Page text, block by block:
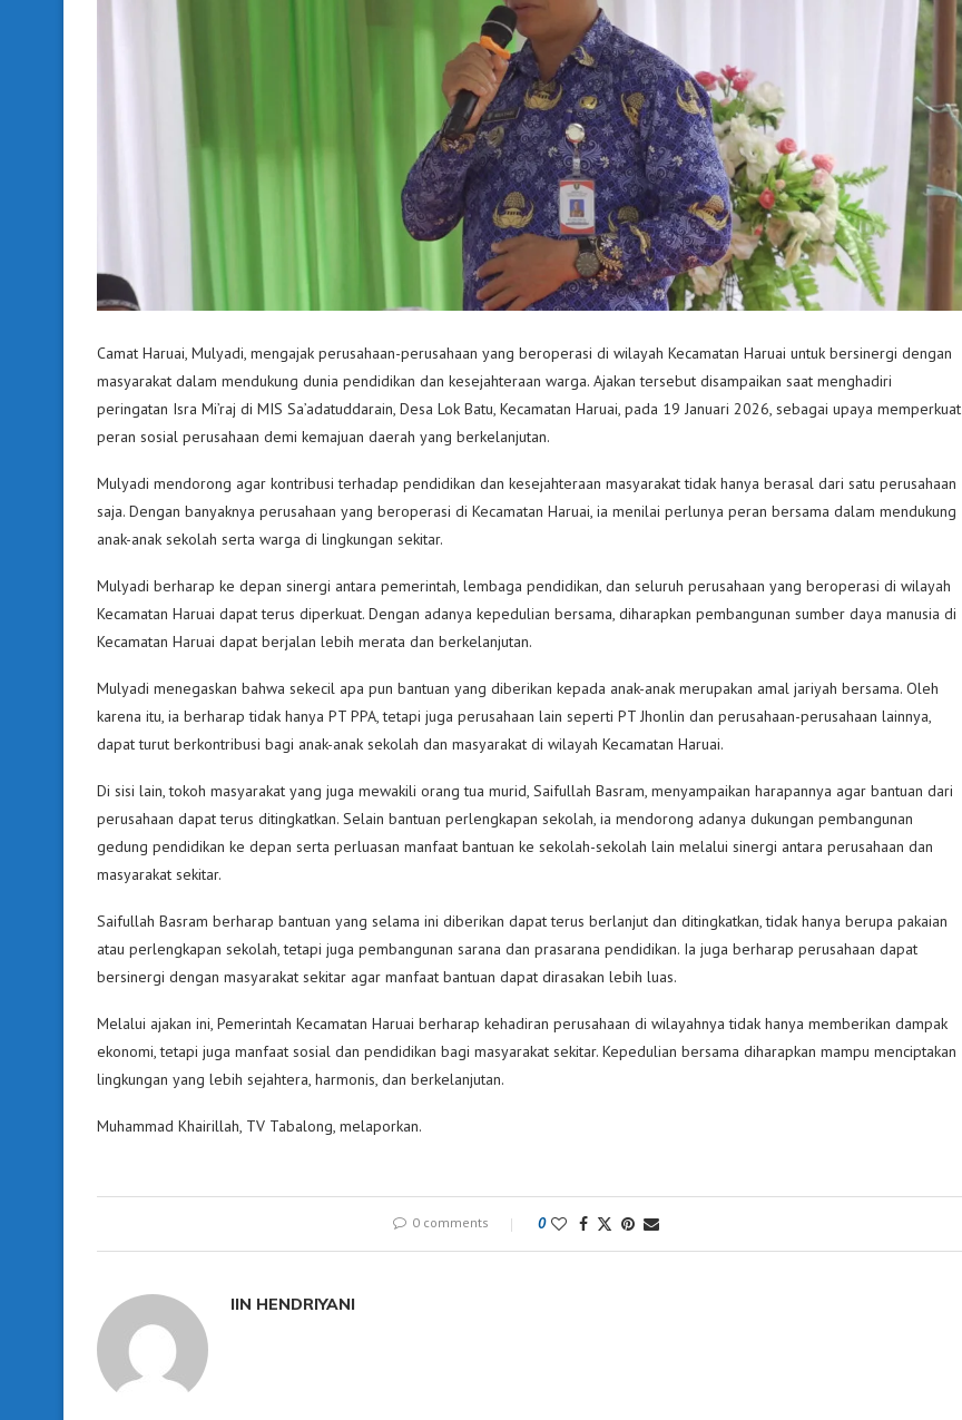
Camat Haruai, Mulyadi, mengajak perusahaan-perusahaan yang beroperasi di wilayah Kecamatan Haruai untuk bersinergi dengan
masyarakat dalam mendukung dunia pendidikan dan kesejahteraan warga. Ajakan tersebut disampaikan saat menghadiri
peringatan Isra Mi’raj di MIS Sa’adatuddarain, Desa Lok Batu, Kecamatan Haruai, pada 19 Januari 2026, sebagai upaya memperkuat
peran sosial perusahaan demi kemajuan daerah yang berkelanjutan.
Mulyadi mendorong agar kontribusi terhadap pendidikan dan kesejahteraan masyarakat tidak hanya berasal dari satu perusahaan
saja. Dengan banyaknya perusahaan yang beroperasi di Kecamatan Haruai, ia menilai perlunya peran bersama dalam mendukung
anak-anak sekolah serta warga di lingkungan sekitar.
Mulyadi berharap ke depan sinergi antara pemerintah, lembaga pendidikan, dan seluruh perusahaan yang beroperasi di wilayah
Kecamatan Haruai dapat terus diperkuat. Dengan adanya kepedulian bersama, diharapkan pembangunan sumber daya manusia di
Kecamatan Haruai dapat berjalan lebih merata dan berkelanjutan.
Mulyadi menegaskan bahwa sekecil apa pun bantuan yang diberikan kepada anak-anak merupakan amal jariyah bersama. Oleh
karena itu, ia berharap tidak hanya PT PPA, tetapi juga perusahaan lain seperti PT Jhonlin dan perusahaan-perusahaan lainnya,
dapat turut berkontribusi bagi anak-anak sekolah dan masyarakat di wilayah Kecamatan Haruai.
Di sisi lain, tokoh masyarakat yang juga mewakili orang tua murid, Saifullah Basram, menyampaikan harapannya agar bantuan dari
perusahaan dapat terus ditingkatkan. Selain bantuan perlengkapan sekolah, ia mendorong adanya dukungan pembangunan
gedung pendidikan ke depan serta perluasan manfaat bantuan ke sekolah-sekolah lain melalui sinergi antara perusahaan dan
masyarakat sekitar.
Saifullah Basram berharap bantuan yang selama ini diberikan dapat terus berlanjut dan ditingkatkan, tidak hanya berupa pakaian
atau perlengkapan sekolah, tetapi juga pembangunan sarana dan prasarana pendidikan. Ia juga berharap perusahaan dapat
bersinergi dengan masyarakat sekitar agar manfaat bantuan dapat dirasakan lebih luas.
Melalui ajakan ini, Pemerintah Kecamatan Haruai berharap kehadiran perusahaan di wilayahnya tidak hanya memberikan dampak
ekonomi, tetapi juga manfaat sosial dan pendidikan bagi masyarakat sekitar. Kepedulian bersama diharapkan mampu menciptakan
lingkungan yang lebih sejahtera, harmonis, dan berkelanjutan.
Muhammad Khairillah, TV Tabalong, melaporkan.
0 comments 0
IIN HENDRIYANI